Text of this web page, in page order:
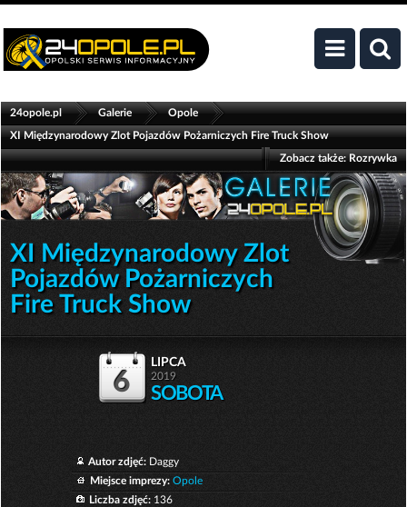
24opole.pl Galerie Opole
XI Międzynarodowy Zlot Pojazdów Pożarniczych Fire Truck Show
Zobacz także:Rozrywka
XI Międzynarodowy Zlot
Pojazdów Pożarniczych
Fire Truck Show
6
lipca
2019
SOBOTA
Autor zdjęć: Daggy
Miejsce imprezy: Opole
Liczba zdjęć: 136